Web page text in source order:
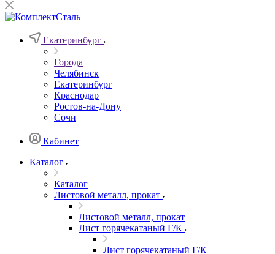
Екатеринбург
Города
Челябинск
Екатеринбург
Краснодар
Ростов-на-Дону
Сочи
Кабинет
Каталог
Каталог
Листовой металл, прокат
Листовой металл, прокат
Лист горячекатаный Г/К
Лист горячекатаный Г/К